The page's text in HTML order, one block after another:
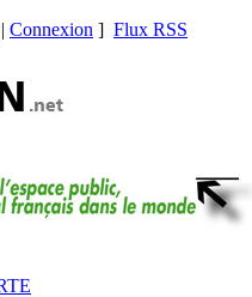
Connexion ] Flux RSS